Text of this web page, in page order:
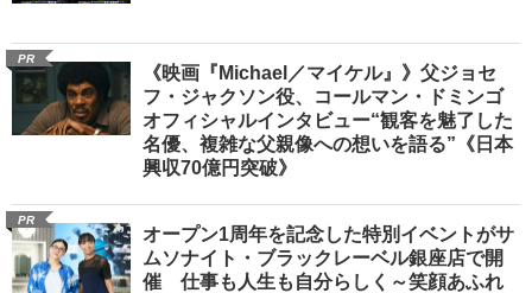
PR
《映画『Michael／マイケル』》父ジョセ
フ・ジャクソン役、コールマン・ドミンゴ
オフィシャルインタビュー“観客を魅了した
名優、複雑な父親像への想いを語る”《日本
興収70億円突破》
PR
オープン1周年を記念した特別イベントがサ
ムソナイト・ブラックレーベル銀座店で開
催 仕事も人生も自分らしく～笑顔あふれ